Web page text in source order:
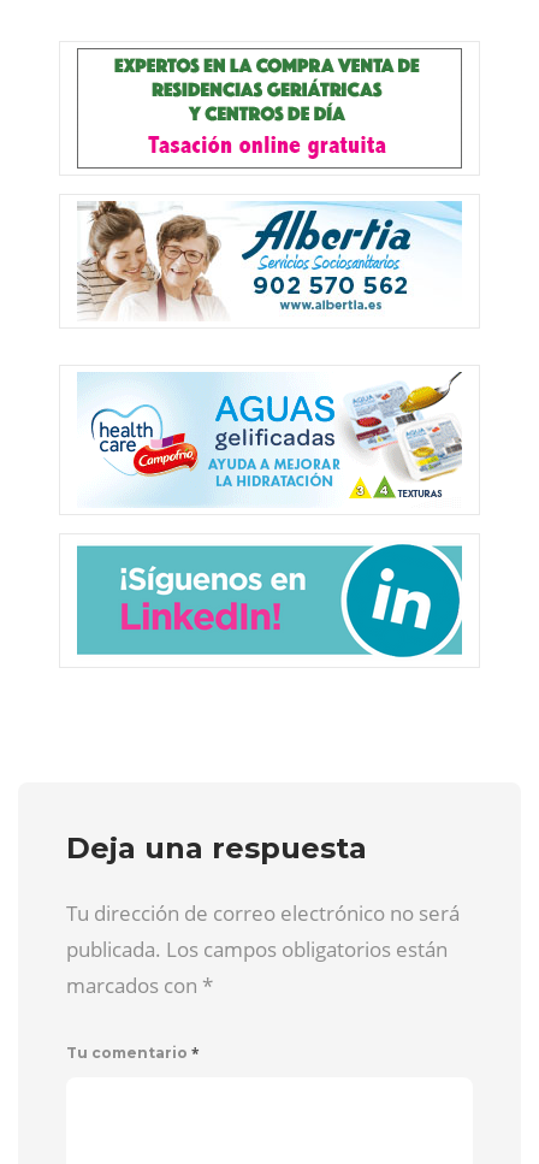
Deja una respuesta
Tu dirección de correo electrónico no será
publicada. Los campos obligatorios están
marcados con *
Tu comentario *